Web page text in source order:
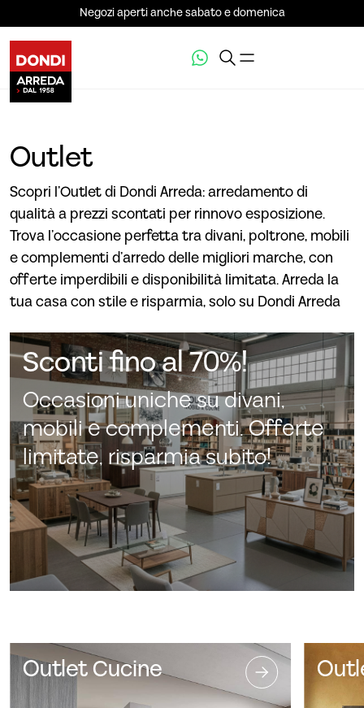
Negozi aperti anche sabato e domenica
Outlet
Scopri l’Outlet di Dondi Arreda: arredamento di
qualità a prezzi scontati per rinnovo esposizione.
Trova l’occasione perfetta tra divani, poltrone, mobili
e complementi d’arredo delle migliori marche, con
offerte imperdibili e disponibilità limitata. Arreda la
tua casa con stile e risparmia, solo su Dondi Arreda
Sconti fino al 70%!
Occasioni uniche su divani,
mobili e complementi. Offerte
limitate, risparmia subito!
Outlet Cucine